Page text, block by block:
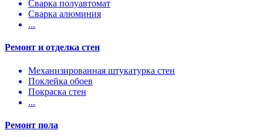
Сварка полуавтомат
Сварка алюминия
...
Ремонт и отделка стен
Механизированная штукатурка стен
Поклейка обоев
Покраска стен
...
Ремонт пола